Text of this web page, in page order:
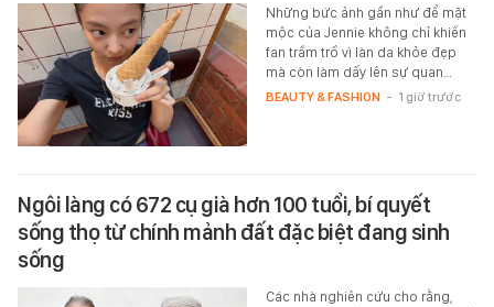
Những bức ảnh gần như để mặt
mộc của Jennie không chỉ khiến
fan trầm trồ vì làn da khỏe đẹp
mà còn làm dấy lên sự quan…
BEAUTY & FASHION - 1 giờ trước
Ngôi làng có 672 cụ già hơn 100 tuổi, bí quyết
sống thọ từ chính mảnh đất đặc biệt đang sinh
sống
Các nhà nghiên cứu cho rằng,